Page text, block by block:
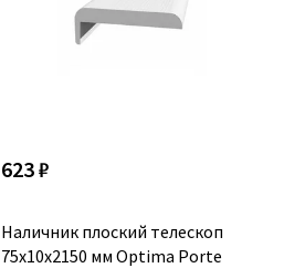
623 ₽
Наличник плоский телескоп
75x10x2150 мм Optima Porte